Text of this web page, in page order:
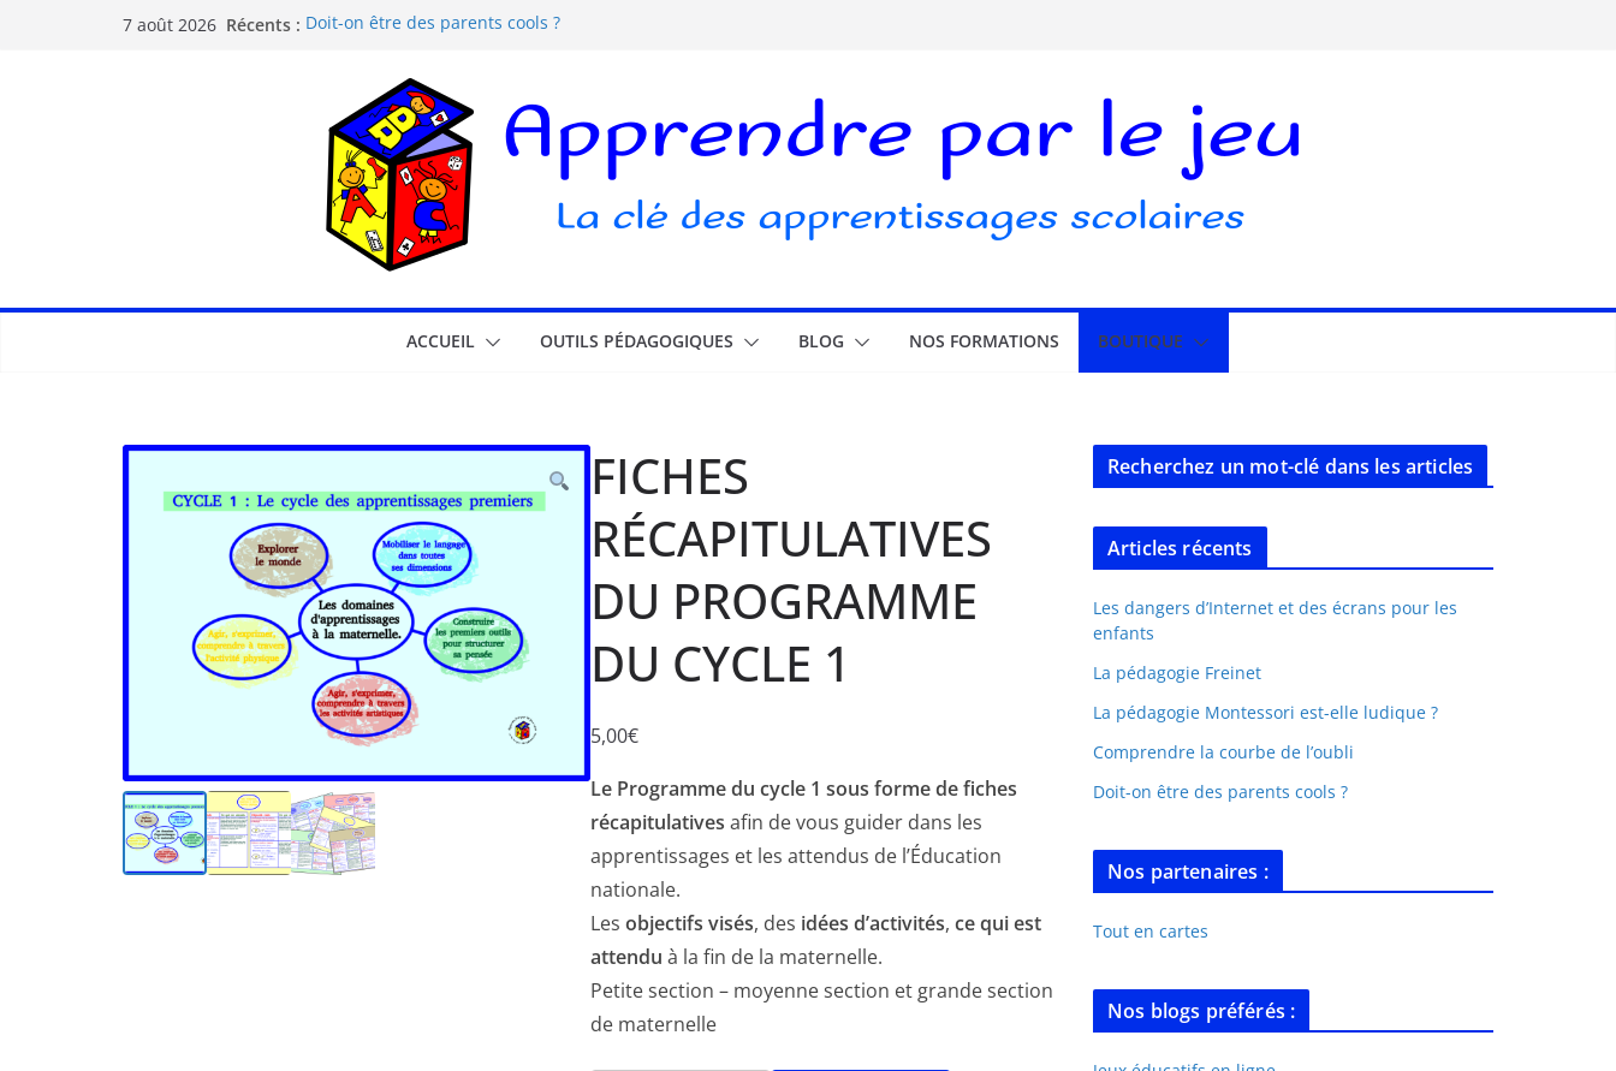
7 août 2026 Récents : Doit-on être des parents cools ?
La pédagogie Montessori est-elle ludique ?
Comprendre la courbe de l’oubli
ACCUEIL OUTILS PÉDAGOGIQUES BLOG NOS FORMATIONS BOUTIQUE
FICHES
RÉCAPITULATIVES
DU PROGRAMME
DU CYCLE 1
5,00€
Le Programme du cycle 1 sous forme de fiches
récapitulatives afin de vous guider dans les
apprentissages et les attendus de l’Éducation
nationale.
Les objectifs visés, des idées d’activités, ce qui est
attendu à la fin de la maternelle.
Petite section – moyenne section et grande section
de maternelle
Recherchez un mot-clé dans les articles
Articles récents
Les dangers d’Internet et des écrans pour les
enfants
La pédagogie Freinet
La pédagogie Montessori est-elle ludique ?
Comprendre la courbe de l’oubli
Doit-on être des parents cools ?
Nos partenaires :
Tout en cartes
Nos blogs préférés :